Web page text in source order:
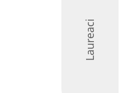
Laureaci